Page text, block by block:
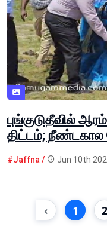
புங்குடுதீவில்
திட்டம்; நீண்டகால
#Jaffna / Jun 10th
‹ 1 2